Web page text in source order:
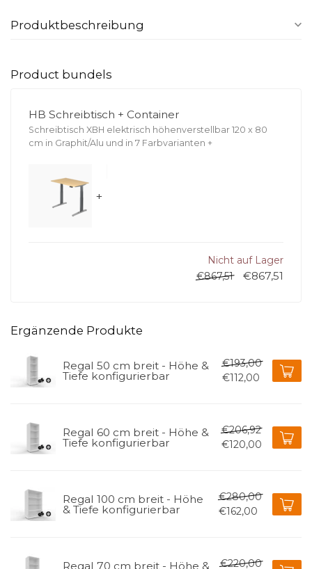
Produktbeschreibung
Product bundels
HB Schreibtisch + Container
Schreibtisch XBH elektrisch höhenverstellbar 120 x 80
cm in Graphit/Alu und in 7 Farbvarianten +
+
Nicht auf Lager
€867,51
€867,51
Ergänzende Produkte
Regal 50 cm breit - Höhe &
Tiefe konfigurierbar
€193,00
€112,00
Regal 60 cm breit - Höhe &
Tiefe konfigurierbar
€206,92
€120,00
Regal 100 cm breit - Höhe
& Tiefe konfigurierbar
€280,00
€162,00
Regal 70 cm breit - Höhe & €220,00